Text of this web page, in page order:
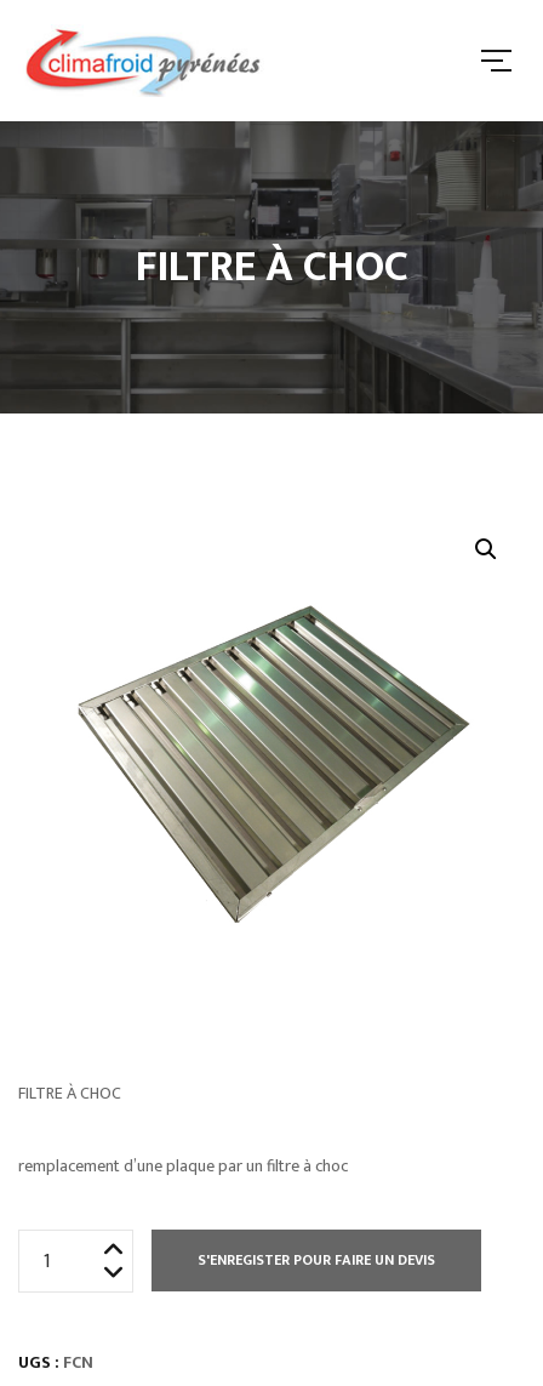
FILTRE À CHOC
FILTRE À CHOC
remplacement d’une plaque par un filtre à choc
CHOC
S'ENREGISTER POUR FAIRE UN DEVIS
UGS : FCN